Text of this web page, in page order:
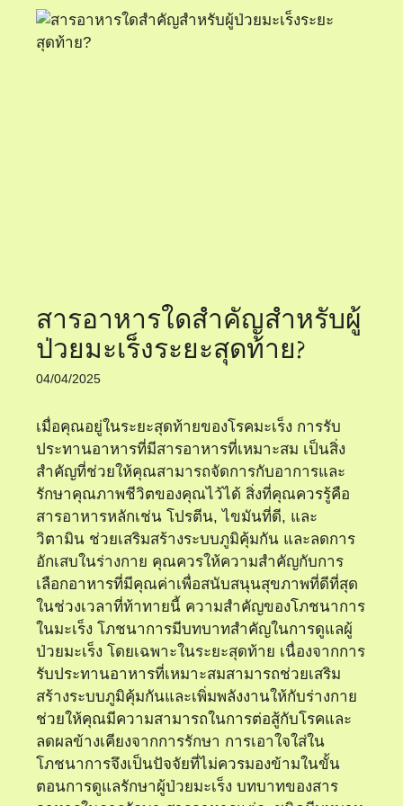
สารอาหารใดสำคัญสำหรับผู้
ป่วยมะเร็งระยะสุดท้าย?
04/04/2025
เมื่อคุณอยู่ในระยะสุดท้ายของโรคมะเร็ง การรับ
ประทานอาหารที่มีสารอาหารที่เหมาะสม เป็นสิ่ง
สำคัญที่ช่วยให้คุณสามารถจัดการกับอาการและ
รักษาคุณภาพชีวิตของคุณไว้ได้ สิ่งที่คุณควรรู้คือ
สารอาหารหลักเช่น โปรตีน, ไขมันที่ดี, และ
วิตามิน ช่วยเสริมสร้างระบบภูมิคุ้มกัน และลดการ
อักเสบในร่างกาย คุณควรให้ความสำคัญกับการ
เลือกอาหารที่มีคุณค่าเพื่อสนับสนุนสุขภาพที่ดีที่สุด
ในช่วงเวลาที่ท้าทายนี้ ความสำคัญของโภชนาการ
ในมะเร็ง โภชนาการมีบทบาทสำคัญในการดูแลผู้
ป่วยมะเร็ง โดยเฉพาะในระยะสุดท้าย เนื่องจากการ
รับประทานอาหารที่เหมาะสมสามารถช่วยเสริม
สร้างระบบภูมิคุ้มกันและเพิ่มพลังงานให้กับร่างกาย
ช่วยให้คุณมีความสามารถในการต่อสู้กับโรคและ
ลดผลข้างเคียงจากการรักษา การเอาใจใส่ใน
โภชนาการจึงเป็นปัจจัยที่ไม่ควรมองข้ามในขั้น
ตอนการดูแลรักษาผู้ป่วยมะเร็ง บทบาทของสาร